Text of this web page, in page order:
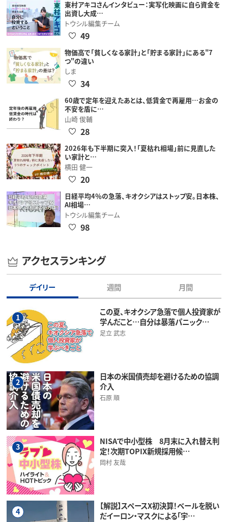
東村アキコさんインタビュー：実写化映画に自ら資金を
出資し大成…
トウシル編集チーム
49
物価高で「貧しくなる家計」と「貯まる家計」にある"7
つ"の違い
しま
34
60歳で定年を迎えたあとは、低賃金で再雇用…お金の
不安を盾に…
山崎 俊輔
28
2026年も下半期に突入！「夏枯れ相場」前に見直した
い家計と…
横田 健一
20
日経平均4％の急落、キオクシアはストップ安。日本株、
AI相場…
トウシル編集チーム
98
アクセスランキング
デイリー 週間 月間
1
この夏、キオクシア急落で個人投資家が
学んだこと…自分は暴落パニック…
足立 武志
2
日本の米国債売却を避けるための協調
介入
石原 順
3
NISAで中小型株 8月末に入れ替え判
定！次期TOPIX新規採用候…
岡村 友哉
4
【解説】スペースX初決算！ベールを脱い
だイーロン・マスクによる「宇…